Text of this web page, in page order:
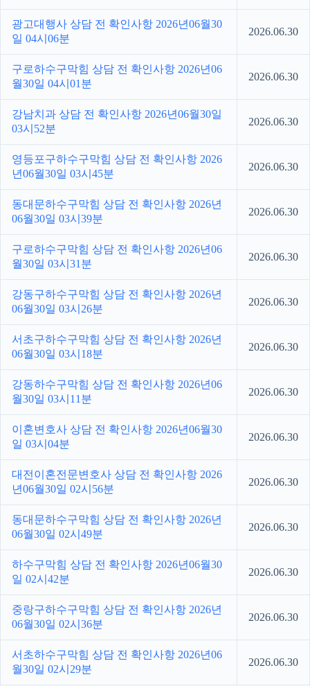
광고대행사 상담 전 확인사항 2026년06월30
일 04시06분
2026.06.30
구로하수구막힘 상담 전 확인사항 2026년06
월30일 04시01분
2026.06.30
강남치과 상담 전 확인사항 2026년06월30일
03시52분
2026.06.30
영등포구하수구막힘 상담 전 확인사항 2026
년06월30일 03시45분
2026.06.30
동대문하수구막힘 상담 전 확인사항 2026년
06월30일 03시39분
2026.06.30
구로하수구막힘 상담 전 확인사항 2026년06
월30일 03시31분
2026.06.30
강동구하수구막힘 상담 전 확인사항 2026년
06월30일 03시26분
2026.06.30
서초구하수구막힘 상담 전 확인사항 2026년
06월30일 03시18분
2026.06.30
강동하수구막힘 상담 전 확인사항 2026년06
월30일 03시11분
2026.06.30
이혼변호사 상담 전 확인사항 2026년06월30
일 03시04분
2026.06.30
대전이혼전문변호사 상담 전 확인사항 2026
년06월30일 02시56분
2026.06.30
동대문하수구막힘 상담 전 확인사항 2026년
06월30일 02시49분
2026.06.30
하수구막힘 상담 전 확인사항 2026년06월30
일 02시42분
2026.06.30
중랑구하수구막힘 상담 전 확인사항 2026년
06월30일 02시36분
2026.06.30
서초하수구막힘 상담 전 확인사항 2026년06
월30일 02시29분
2026.06.30